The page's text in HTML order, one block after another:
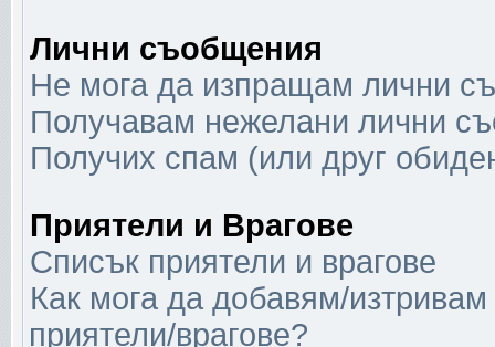
Лични съобщения
Не мога да изпращам лични
Получавам нежелани лични
Получих спам (или друг
Приятели и Врагове
Списък приятели и врагове
Как мога да добавям/
приятели/врагове?